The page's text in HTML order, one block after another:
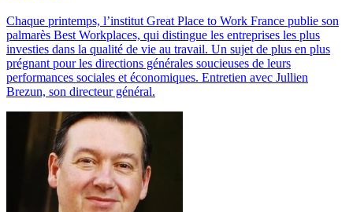
Chaque printemps, l’institut Great Place to Work France publie son
palmarès Best Workplaces, qui distingue les entreprises les plus
investies dans la qualité de vie au travail. Un sujet de plus en plus
prégnant pour les directions générales soucieuses de leurs
performances sociales et économiques. Entretien avec Jullien
Brezun, son directeur général.